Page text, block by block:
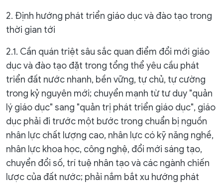
2. Định hướng phát triển giáo dục và đào tạo trong
thời gian tới
2.1. Cần quán triệt sâu sắc quan điểm đổi mới giáo
dục và đào tạo đặt trong tổng thể yêu cầu phát
triển đất nước nhanh, bền vững, tự chủ, tự cường
trong kỷ nguyên mới; chuyển mạnh từ tư duy "quản
lý giáo dục" sang "quản trị phát triển giáo dục", giáo
dục phải đi trước một bước trong chuẩn bị nguồn
nhân lực chất lượng cao, nhân lực có kỹ năng nghề,
nhân lực khoa học, công nghệ, đổi mới sáng tạo,
chuyển đổi số, trí tuệ nhân tạo và các ngành chiến
lược của đất nước; phải nắm bắt xu hướng phát